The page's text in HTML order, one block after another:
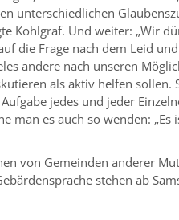
unterschiedlichen
Kohlgraf. Und weiter: „Wir
die Frage nach dem Leid
andere nach unseren
als aktiv helfen sollen.
jedes und jeder
man es auch so wenden: „Es
von Gemeinden anderer
stehen ab